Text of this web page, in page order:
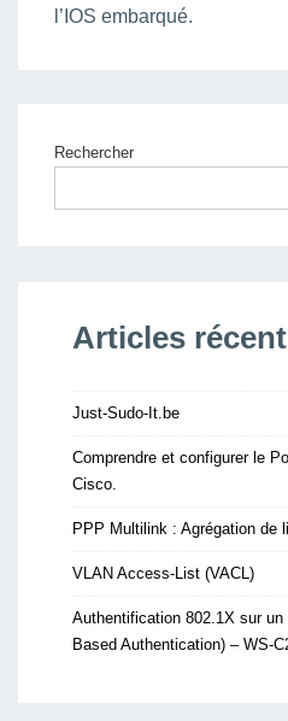
l’IOS embarqué.
Rechercher
Articles
Just-Sudo-It.be
Comprendre et configurer le
Cisco.
PPP Multilink : Agrégation de
VLAN Access-List (VACL)
Authentification 802.1X sur
Based Authentication) – WS-